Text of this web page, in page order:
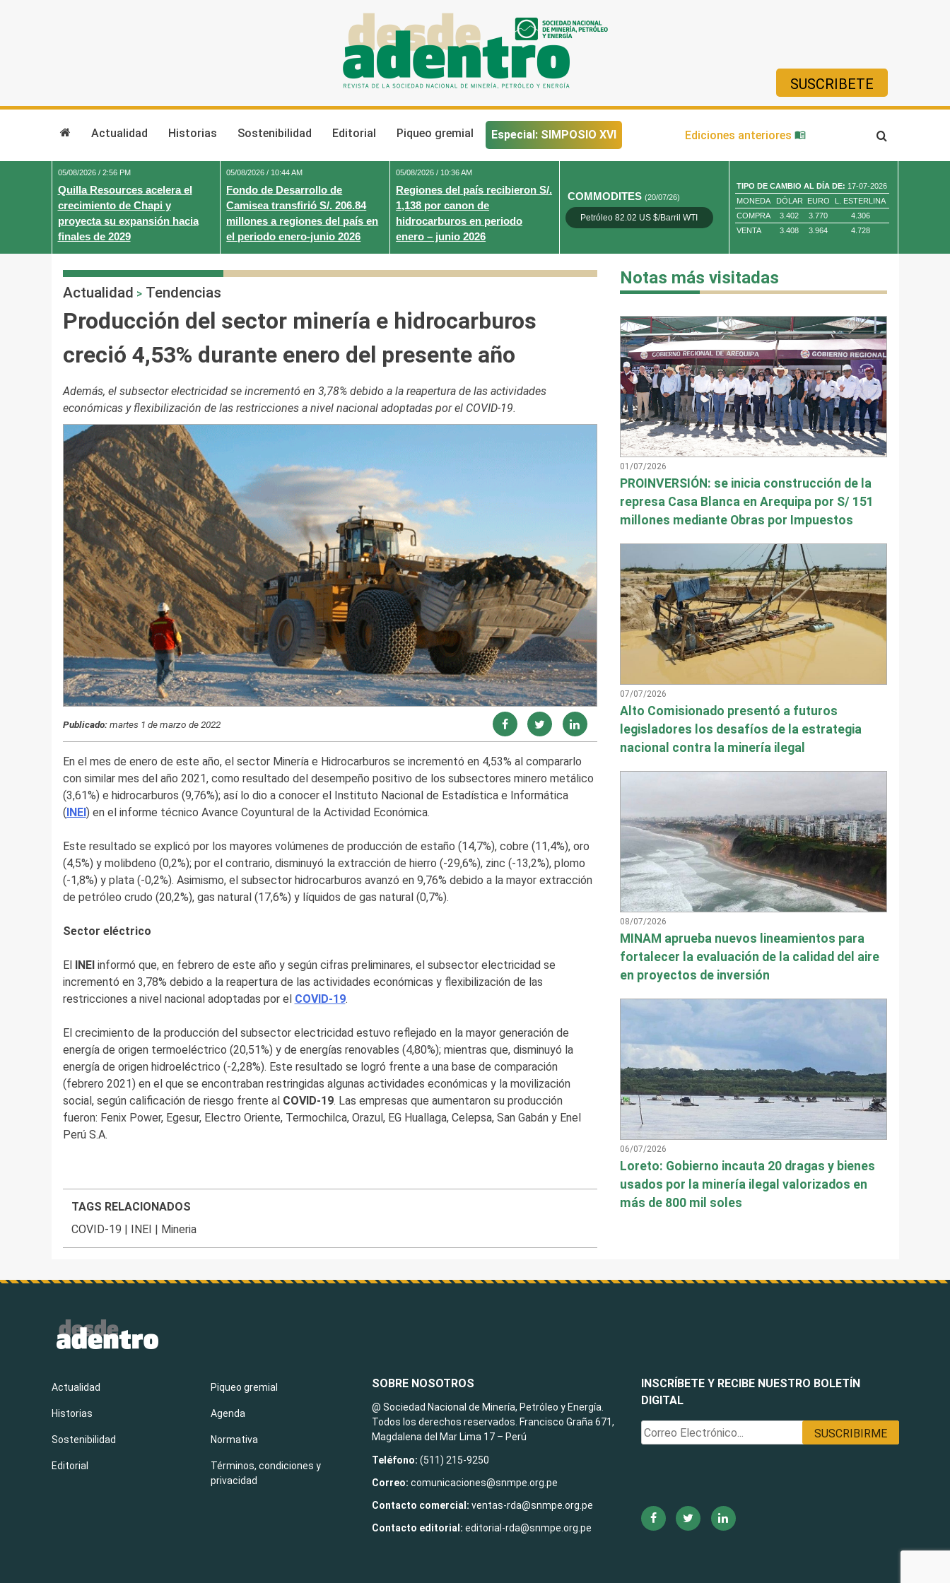
SUSCRIBETE
Actualidad Historias Sostenibilidad Editorial Piqueo gremial Especial: SIMPOSIO XVI Ediciones anteriores
05/08/2026 / 2:56 PM
Quilla Resources acelera el
crecimiento de Chapi y
proyecta su expansión hacia
finales de 2029
05/08/2026 / 10:44 AM
Fondo de Desarrollo de
Camisea transfirió S/. 206.84
millones a regiones del país en
el periodo enero-junio 2026
05/08/2026 / 10:36 AM
Regiones del país recibieron S/.
1,138 por canon de
hidrocarburos en periodo
enero – junio 2026
COMMODITES(20/07/26)
Petróleo 82.02 US $/Barril WTI Oro 4,010.80 US $/ Oz. Tr.
TIPO DE CAMBIO AL DÍA DE: 17-07-2026
MONEDA
DÓLAR EURO
L. ESTERLINA
COMPRA
3.402 3.770
4.306
VENTA
3.408 3.964 4.728
Actualidad > Tendencias
Producción del sector minería e hidrocarburos
creció 4,53% durante enero del presente año
Además, el subsector electricidad se incrementó en 3,78% debido a la reapertura de las actividades
económicas y flexibilización de las restricciones a nivel nacional adoptadas por el COVID-19.
Publicado:martes 1 de marzo de 2022
En el mes de enero de este año, el sector Minería e Hidrocarburos se incrementó en 4,53% al compararlo
con similar mes del año 2021, como resultado del desempeño positivo de los subsectores minero metálico
(3,61%) e hidrocarburos (9,76%); así lo dio a conocer el Instituto Nacional de Estadística e Informática
( INEI ) en el informe técnico Avance Coyuntural de la Actividad Económica.
Este resultado se explicó por los mayores volúmenes de producción de estaño (14,7%), cobre (11,4%), oro
(4,5%) y molibdeno (0,2%); por el contrario, disminuyó la extracción de hierro (-29,6%), zinc (-13,2%), plomo
(-1,8%) y plata (-0,2%). Asimismo, el subsector hidrocarburos avanzó en 9,76% debido a la mayor extracción
de petróleo crudo (20,2%), gas natural (17,6%) y líquidos de gas natural (0,7%).
Sector eléctrico
El INEI informó que, en febrero de este año y según cifras preliminares, el subsector electricidad se
incrementó en 3,78% debido a la reapertura de las actividades económicas y flexibilización de las
restricciones a nivel nacional adoptadas por el COVID-19.
El crecimiento de la producción del subsector electricidad estuvo reflejado en la mayor generación de
energía de origen termoeléctrico (20,51%) y de energías renovables (4,80%); mientras que, disminuyó la
energía de origen hidroeléctrico (-2,28%). Este resultado se logró frente a una base de comparación
(febrero 2021) en el que se encontraban restringidas algunas actividades económicas y la movilización
social, según calificación de riesgo frente al COVID-19. Las empresas que aumentaron su producción
fueron: Fenix Power, Egesur, Electro Oriente, Termochilca, Orazul, EG Huallaga, Celepsa, San Gabán y Enel
Perú S.A.
TAGS RELACIONADOS
COVID-19 | INEI | Mineria
Notas más visitadas
01/07/2026
PROINVERSIÓN: se inicia construcción de la
represa Casa Blanca en Arequipa por S/ 151
millones mediante Obras por Impuestos
07/07/2026
Alto Comisionado presentó a futuros
legisladores los desafíos de la estrategia
nacional contra la minería ilegal
08/07/2026
MINAM aprueba nuevos lineamientos para
fortalecer la evaluación de la calidad del aire
en proyectos de inversión
06/07/2026
Loreto: Gobierno incauta 20 dragas y bienes
usados por la minería ilegal valorizados en
más de 800 mil soles
INSCRÍBETE Y RECIBE NUESTRO BOLETÍN
DIGITAL
Actualidad
Historias
Sostenibilidad
Editorial
Piqueo gremial
Agenda
Normativa
Términos, condiciones y
privacidad
SOBRE NOSOTROS
@ Sociedad Nacional de Minería, Petróleo y Energía.
Todos los derechos reservados. Francisco Graña 671,
Magdalena del Mar Lima 17 – Perú
Teléfono: (511) 215-9250
Correo:comunicaciones@snmpe.org.pe
Contacto comercial: ventas-rda@snmpe.org.pe
Contacto editorial: editorial-rda@snmpe.org.pe